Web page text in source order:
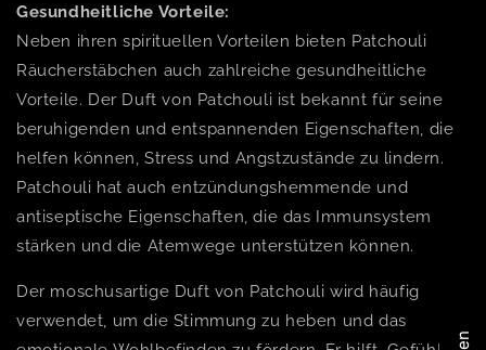
Gesundheitliche Vorteile:
Neben ihren spirituellen Vorteilen bieten Patchouli
Räucherstäbchen auch zahlreiche gesundheitliche
Vorteile. Der Duft von Patchouli ist bekannt für seine
beruhigenden und entspannenden Eigenschaften, die
helfen können, Stress und Angstzustände zu lindern.
Patchouli hat auch entzündungshemmende und
antiseptische Eigenschaften, die das Immunsystem
stärken und die Atemwege unterstützen können.
Der moschusartige Duft von Patchouli wird häufig
verwendet, um die Stimmung zu heben und das